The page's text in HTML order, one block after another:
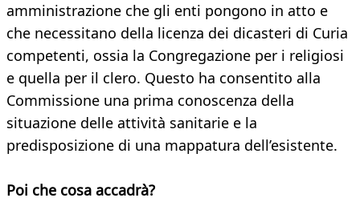
amministrazione che gli enti pongono in atto e
che necessitano della licenza dei dicasteri di Curia
competenti, ossia la Congregazione per i religiosi
e quella per il clero. Questo ha consentito alla
Commissione una prima conoscenza della
situazione delle attività sanitarie e la
predisposizione di una mappatura dell’esistente.
Poi che cosa accadrà?